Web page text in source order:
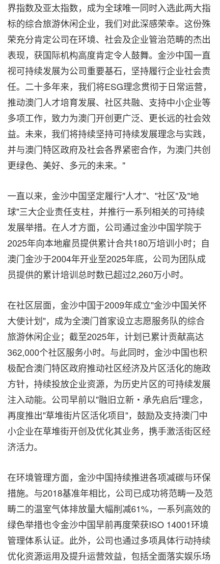
界指数及亚太指数，成为全球唯一同时入选此两大指
标的综合旅游休闲企业，我们对此深感荣幸。这份殊
荣充分肯定公司在环境、社会及企业管治范畴的杰出
表现，获国际机构高度肯定令人鼓舞。金沙中国一直
视可持续发展为公司重要基石，坚持履行企业社会责
任。二十多年来，我们将ESG理念贯彻于日常运营，
推动澳门人才培育发展、社区共融、支持中小企业等
多项工作，致力为澳门开创更广泛、更长远的社会效
益。未来，我们将持续坚持可持续发展理念与实践，
并与澳门特区政府及社会各界紧密合作，为澳门共创
更绿色、美好、多元的未来。"
一直以来，金沙中国坚定履行"人才"、"社区"及"地
球"三大企业责任支柱，并推行一系列相关的可持续
发展举措。在人才方面，公司通过金沙中国学院于
2025年向本地雇员提供累计合共180万培训小时；自
澳门金沙于2004年开业至2025年底，公司为团队成
员提供的累计培训总时数已超过2,260万小时。
在社区层面，金沙中国于2009年成立"金沙中国关怀
大使计划"，成为全澳门首家设立志愿服务队的综合
旅游休闲企业；截至2025年，计划已累计贡献高达
362,000个社区服务小时。与此同时，金沙中国也积
极配合澳门特区政府推动社区经济及片区活化的施政
方针，持续投放企业资源，为历史片区的可持续发展
注入动能。公司早前以"融旧立新‧承先启后"理念，
再度推出"草堆街片区活化项目"，鼓励及支持澳门中
小企业在草堆街开创及优化其业务，携手激活街区经
济活力。
在环境管理方面，金沙中国持续推进各项减碳与环保
措施。与2018基准年相比，公司已成功将范畴一及范
畴二的温室气体排放量大幅削减61%，一系列高效的
绿色举措也令金沙中国早前再度荣获ISO 14001环境
管理体系认证。此外，公司也通过多项具体行动持续
优化资源运用及提升运营效益，包括全面落实娱乐场